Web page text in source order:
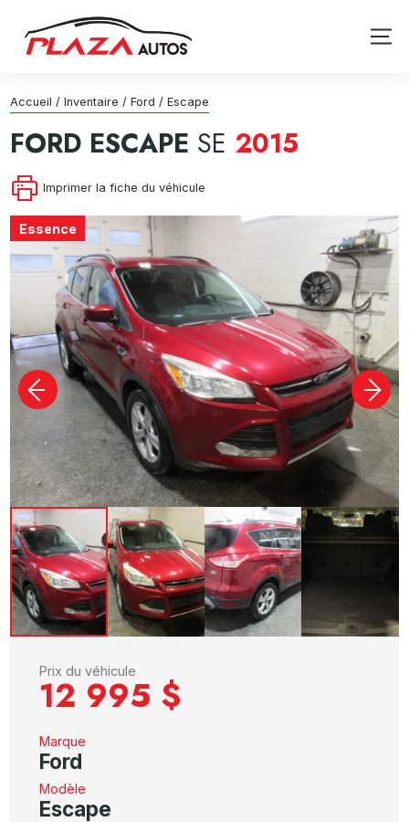
Accueil / Inventaire / Ford / Escape
FORD ESCAPE SE 2015
Imprimer la fiche du véhicule
Essence
Prix du véhicule
12 995 $
Marque
Ford
Modèle
Escape